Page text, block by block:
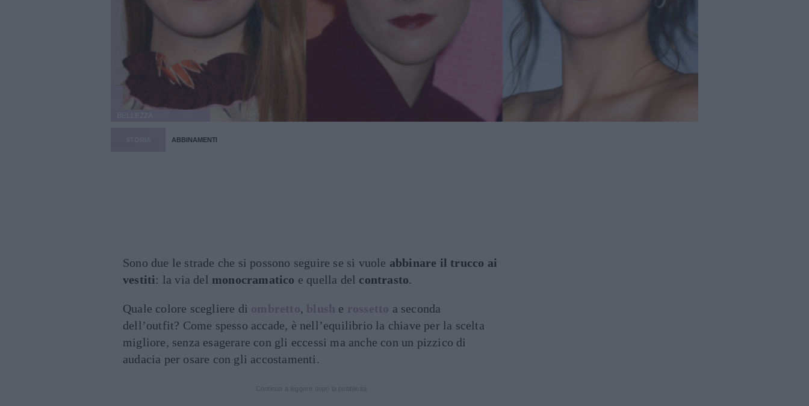
ABBINAMENTI
Sono due le strade che si possono seguire se si vuole abbinare il trucco ai
vestiti: la via del monocramatico e quella del contrasto.
Quale colore scegliere di ombretto, blush e rossetto a seconda
dell’outfit? Come spesso accade, è nell’equilibrio la chiave per la scelta
migliore, senza esagerare con gli eccessi ma anche con un pizzico di
audacia per osare con gli accostamenti.